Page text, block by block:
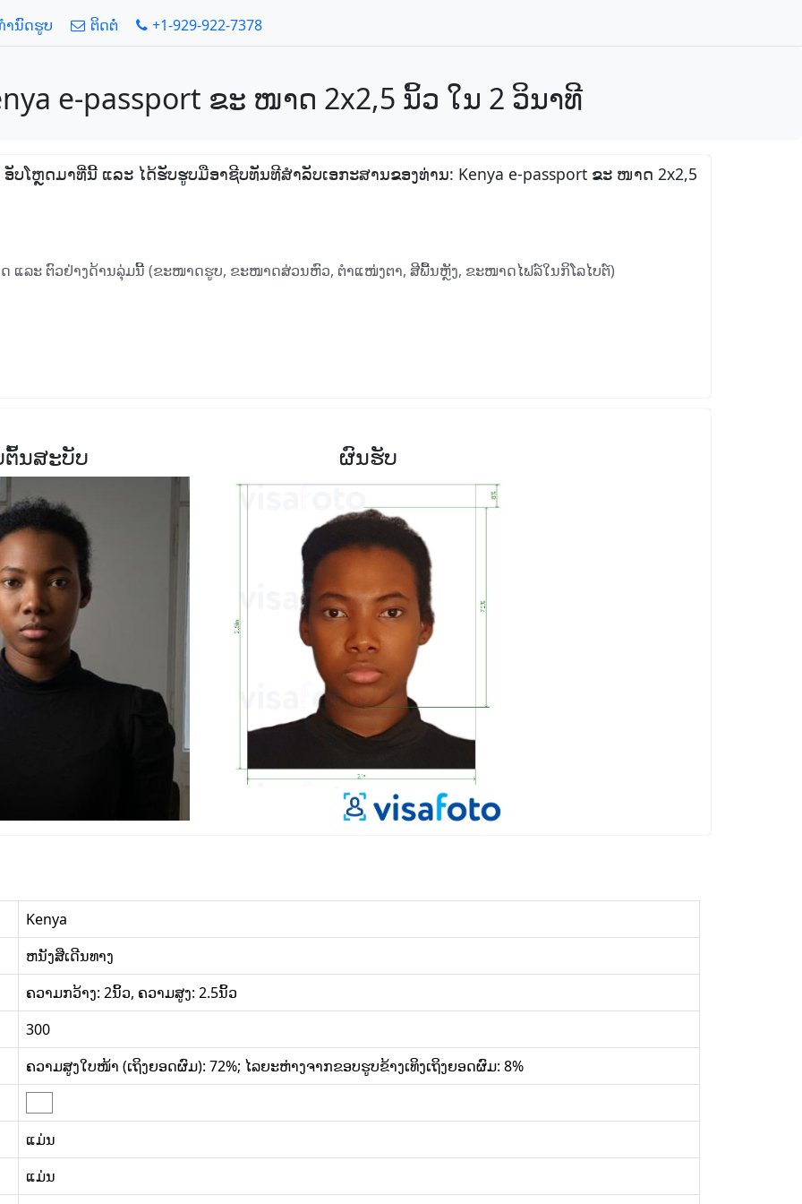
ານົດຮູບ ຕິດຕໍ່ +1-929-922-7378
e-passport ຂະ ໜາດ 2x2,5 ນິ້ວ ໃນ 2 ວິນາທີ
ໂຫຼດມາທີ່ນີ້ ແລະ ໄດ້ຮັບຮູບມືອາຊີບທັນທີສໍາລັບເອກະສານຂອງທ່ານ: Kenya e-passport ຂະ ໜາດ 2x2,5
ແລະ ຕົວຢ່າງດ້ານລຸ່ມນີ້ (ຂະໜາດຮູບ, ຂະໜາດສ່ວນຫົວ, ຕໍາແໜ່ງຕາ, ສີພື້ນຫຼັງ, ຂະໜາດໄຟລ໌ໃນກິໂລໄບຕ໌)
ນສະບັບ ຜົນຮັບ
Kenya
ຫນັງສືເດີນທາງ
ຄວາມກວ້າງ: 2ນິ້ວ, ຄວາມສູງ: 2.5ນິ້ວ
300
ຄວາມສູງໃບໜ້າ (ເຖິງຍອດຜົມ): 72%; ໄລຍະຫ່າງຈາກຂອບຮູບຂ້າງເທິງເຖິງຍອດຜົມ: 8%
ແມ່ນ
ແມ່ນ